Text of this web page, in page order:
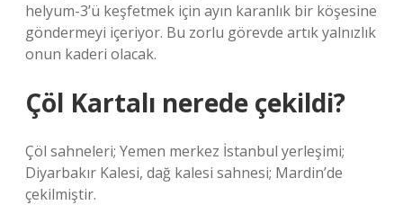
helyum-3’ü keşfetmek için ayın karanlık bir köşesine
göndermeyi içeriyor. Bu zorlu görevde artık yalnızlık
onun kaderi olacak.
Çöl Kartalı nerede çekildi?
Çöl sahneleri; Yemen merkez İstanbul yerleşimi;
Diyarbakır Kalesi, dağ kalesi sahnesi; Mardin’de
çekilmiştir.